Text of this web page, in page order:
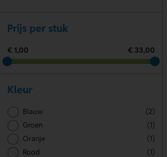
Prijs per stuk
€ 1,00 € 33,00
Kleur
Blauw
(2)
Groen
(1)
Oranje
(1)
Rood
(1)